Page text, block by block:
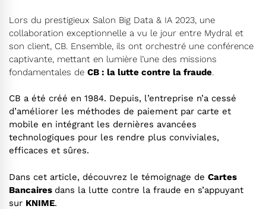
Lors du prestigieux Salon Big Data & IA 2023, une
collaboration exceptionnelle a vu le jour entre Mydral et
son client, CB. Ensemble, ils ont orchestré une conférence
captivante, mettant en lumière l’une des missions
fondamentales de CB : la lutte contre la fraude.
CB a été créé en 1984. Depuis, l’entreprise n’a cessé
d’améliorer les méthodes de paiement par carte et
mobile en intégrant les dernières avancées
technologiques pour les rendre plus conviviales,
efficaces et sûres.
Dans cet article, découvrez le témoignage de Cartes
Bancaires dans la lutte contre la fraude en s’appuyant
sur KNIME.